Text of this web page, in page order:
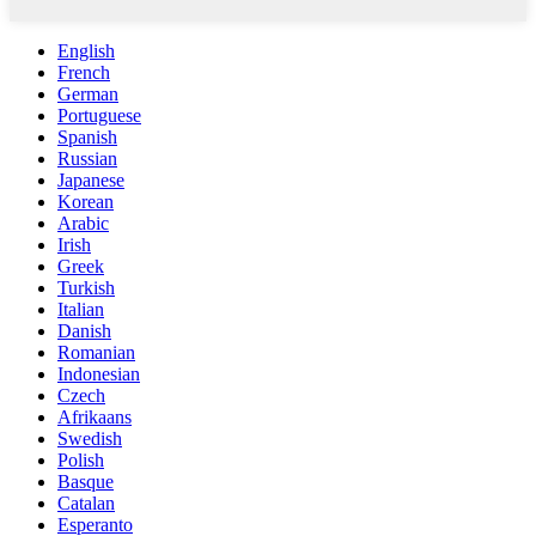
English
French
German
Portuguese
Spanish
Russian
Japanese
Korean
Arabic
Irish
Greek
Turkish
Italian
Danish
Romanian
Indonesian
Czech
Afrikaans
Swedish
Polish
Basque
Catalan
Esperanto